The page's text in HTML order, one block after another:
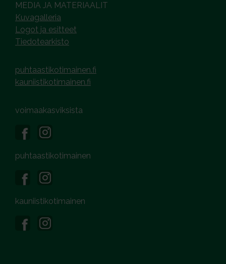
MEDIA JA MATERIAALIT
Kuvagalleria
Logot ja esitteet
Tiedotearkisto
puhtaastikotimainen.fi
kauniistikotimainen.fi
voimaakasviksista
puhtaastikotimainen
kauniistikotimainen